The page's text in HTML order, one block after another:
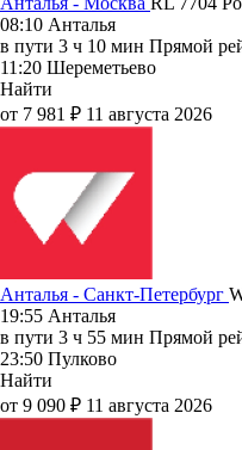
08:10 Анталья
в пути 3 ч 10 мин Прямой
11:20 Шереметьево
Найти
от 7 981 ₽ 11 августа 2026
Анталья - Санкт-Петербург
19:55 Анталья
в пути 3 ч 55 мин Прямой
23:50 Пулково
Найти
от 9 090 ₽ 11 августа 2026